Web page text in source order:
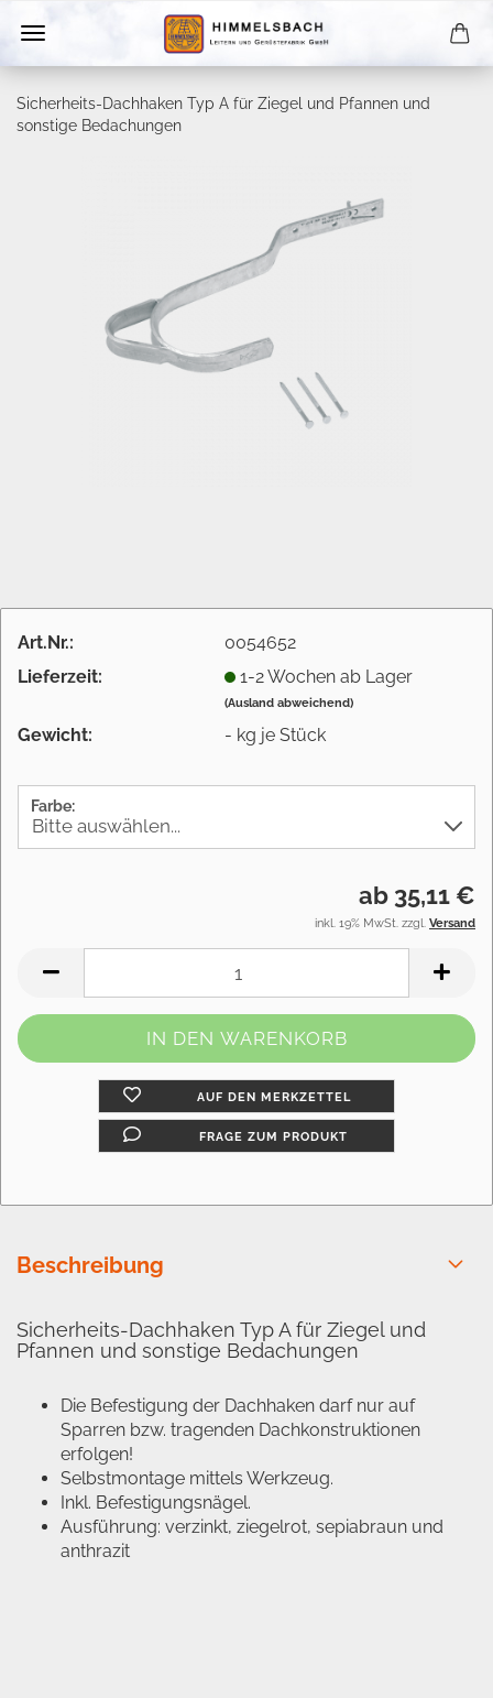
Sicherheits-Dachhaken Typ A für Ziegel und Pfannen und
sonstige Bedachungen
Art.Nr.:
0054652
Lieferzeit:
1-2 Wochen ab Lager
(Ausland abweichend)
Gewicht: - kg je Stück
Farbe:
ab 35,11 €
inkl. 19% MwSt. zzgl. Versand
AUF DEN MERKZETTEL
FRAGE ZUM PRODUKT
Beschreibung
Sicherheits-Dachhaken Typ A für Ziegel und
Pfannen und sonstige Bedachungen
Die Befestigung der Dachhaken darf nur auf
Sparren bzw. tragenden Dachkonstruktionen
erfolgen!
Selbstmontage mittels Werkzeug.
Inkl. Befestigungsnägel.
Ausführung: verzinkt, ziegelrot, sepiabraun und
anthrazit